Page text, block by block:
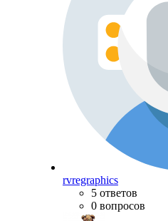
rvregraphics
5 ответов
0 вопросов